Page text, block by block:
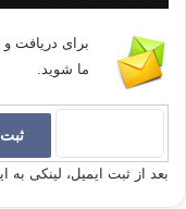
برای دریافت
ما شوید.
بعد از ثبت ایمیل، لینکی به